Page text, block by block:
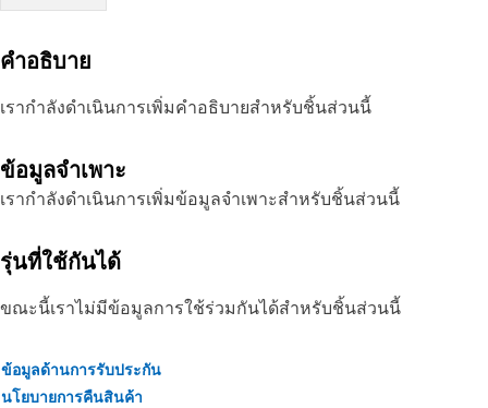
คำอธิบาย
เรากำลังดำเนินการเพิ่มคำอธิบายสำหรับชิ้นส่วนนี้
ข้อมูลจำเพาะ
เรากำลังดำเนินการเพิ่มข้อมูลจำเพาะสำหรับชิ้นส่วนนี้
รุ่นที่ใช้กันได้
ขณะนี้เราไม่มีข้อมูลการใช้ร่วมกันได้สำหรับชิ้นส่วนนี้
ข้อมูลด้านการรับประกัน
นโยบายการคืนสินค้า